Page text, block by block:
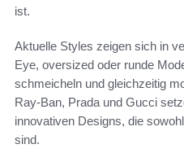
ist.
Aktuelle Styles zeigen sich in
Eye, oversized oder runde
schmeicheln und gleichzeitig
Ray-Ban, Prada und Gucci
innovativen Designs, die
sind.